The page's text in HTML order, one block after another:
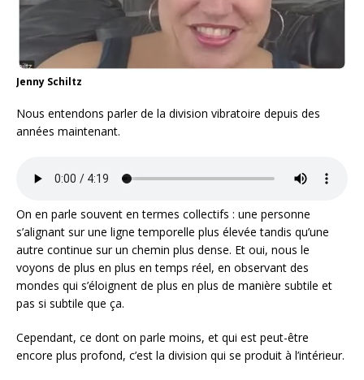
Jenny Schiltz
Nous entendons parler de la division vibratoire depuis des
années maintenant.
On en parle souvent en termes collectifs : une personne
s’alignant sur une ligne temporelle plus élevée tandis qu’une
autre continue sur un chemin plus dense. Et oui, nous le
voyons de plus en plus en temps réel, en observant des
mondes qui s’éloignent de plus en plus de manière subtile et
pas si subtile que ça.
Cependant, ce dont on parle moins, et qui est peut-être
encore plus profond, c’est la division qui se produit à l’intérieur.